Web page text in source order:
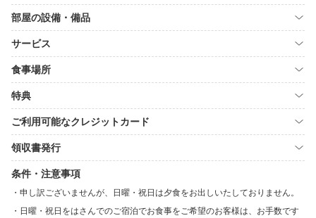
部屋の設備・備品
サービス
食事場所
特典
ご利用可能なクレジットカード
領収書発行
条件・注意事項
申し訳ございませんが、日曜・祝日は夕食をお出しいたしておりません。
日曜・祝日をはさんでのご宿泊でお食事をご希望のお客様は、お手数です